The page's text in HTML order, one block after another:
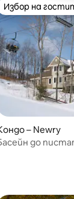
4,9 от 5,
Избор на
Избор на
– Newry
до